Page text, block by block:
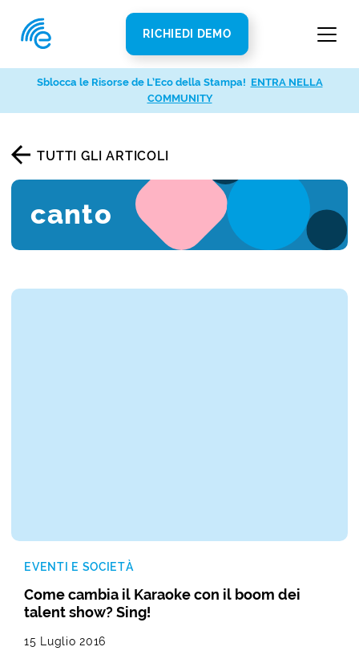
RICHIEDI DEMO
TUTTI GLI ARTICOLI
canto
EVENTI E SOCIETÀ
Come cambia il Karaoke con il boom dei
talent show? Sing!
15 Luglio 2016
Sblocca le Risorse de L’Eco della Stampa! ENTRA NELLA
COMMUNITY